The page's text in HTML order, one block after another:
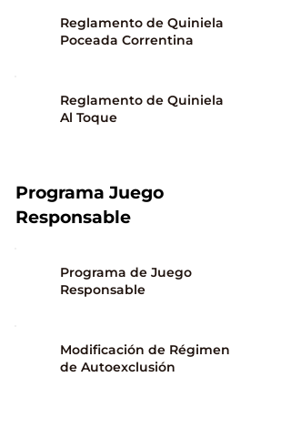
Reglamento de Quiniela
Poceada Correntina
Reglamento de Quiniela
Al Toque
Programa Juego
Responsable
Programa de Juego
Responsable
Modificación de Régimen
de Autoexclusión